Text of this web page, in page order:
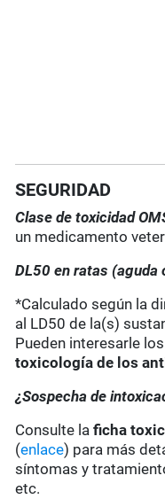
SEGURIDAD
Clase de toxicidad
un medicamento
DL50 en ratas (aguda
*Calculado según la
al LD50 de la(s)
Pueden interesarle
toxicología de los
¿Sospecha de
Consulte laficha
(enlace) para más
síntomas y
etc.